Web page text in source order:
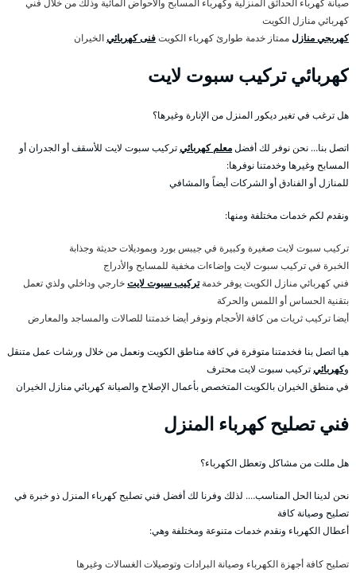
صيانة كهرباء الحدائق المنزلية وكهرباء المسابح والاحواض المائية وذلك من خلال فني
كهربائي منازل الكويت
كهربجي منازلممتاز خدمة طوارئ كهرباء الكويتفنى كهربائيالخيران
كهربائي تركيب سبوت لايت
هل ترغب في تغير ديكور المنزل من الإنارة وغيرها؟
اتصل بنا… نحن نوفر لك أفضلمعلم كهربائيتركيب سبوت لايت للأسقف أو الجدران أو
المسابح وغيرها وخدمتنا نوفرها:
للمنازل أو الفنادق أو الشركات أيضاً والمشافي
ونقدم لكم خدمات مختلفة ومنها:
تركيب سبوت لايت صغيرة وكبيرة في جيبس بورد وبموديلات حديثة وجذابة
الخبرة في تركيب سبوت لايت وإضاءات مخفية للمسابح والأدراج
فني كهربائي منازل الكويت يوفر خدمةتركيب سبوت لايتخارجي وداخلي ولذي تعمل
بتقنية الحساس أو اللمس والحركة
أيضا تركيب ثريات من كافة الأحجام ونوفر أيضا خدمتنا للصالات والمساجد والمعارض
هيا اتصل بنا فخدمتنا متوفرة في كافة مناطق الكويت ونعمل من خلال ورشات عمل متنقل
وكهربائيتركيب سبوت لايت محترف
في منطق الخيران بالكويت المتخصص بأعمال الإصلاح والصيانة كهربائي منازل الخيران
فني تصليح كهرباء المنزل
هل مللت من مشاكل وتعطل الكهرباء؟
نحن لدينا الحل المناسب…. لذلك وفرنا لك أفضل فني تصليح كهرباء المنزل ذو خبرة في
تصليح وصيانة كافة
أعطال الكهرباء ونقدم خدمات متنوعة ومختلفة وهي:
تصليح كافة أجهزة الكهرباء وصيانة البرادات وتوصيلات الغسالات وغيرها